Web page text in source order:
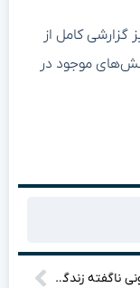
گزارشی کامل از
موجود در
زنجان: سمفونی ناگفته زندگی، اینجا جاریست!